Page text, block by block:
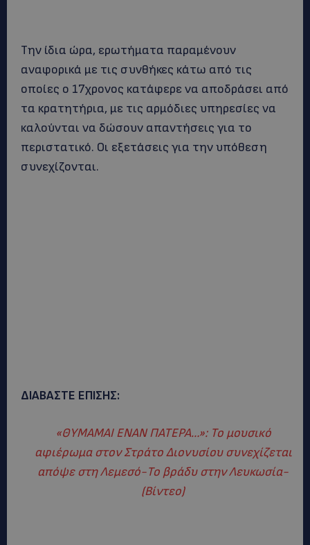
Την ίδια ώρα, ερωτήματα παραμένουν
αναφορικά με τις συνθήκες κάτω από τις
οποίες ο 17χρονος κατάφερε να αποδράσει από
τα κρατητήρια, με τις αρμόδιες υπηρεσίες να
καλούνται να δώσουν απαντήσεις για το
περιστατικό. Οι εξετάσεις για την υπόθεση
συνεχίζονται.
ΔΙΑΒΑΣΤΕ ΕΠΙΣΗΣ:
«ΘΥΜΑΜΑΙ ΕΝΑΝ ΠΑΤΕΡΑ…»: Το μουσικό
αφιέρωμα στον Στράτο Διονυσίου συνεχίζεται
απόψε στη Λεμεσό-Το βράδυ στην Λευκωσία-
(Βίντεο)